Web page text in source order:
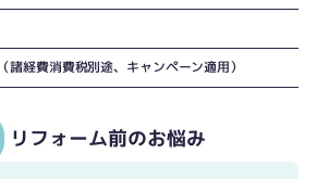
諸経費消費税別途、キャンペーン適用）
リフォーム前のお悩み